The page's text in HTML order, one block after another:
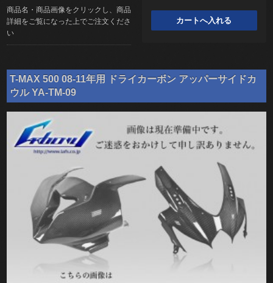
商品名・商品画像をクリックし、商品
詳細をご覧になった上でご注文くださ
い
T-MAX 500 08-11年用 ドライカーボン アッパーサイドカ
ウル YA-TM-09